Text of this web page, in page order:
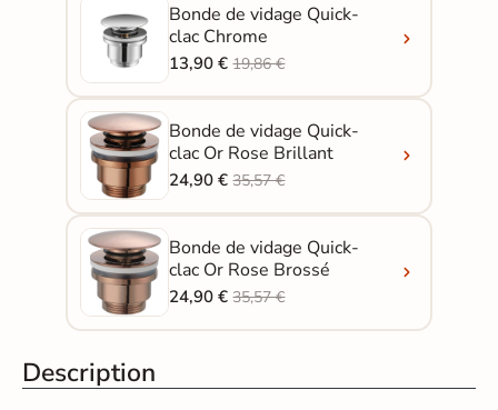
Bonde de vidage Quick-
clac Chrome
13,90 €19,86 €
Bonde de vidage Quick-
clac Or Rose Brillant
24,90 €35,57 €
Bonde de vidage Quick-
clac Or Rose Brossé
24,90 €35,57 €
Description